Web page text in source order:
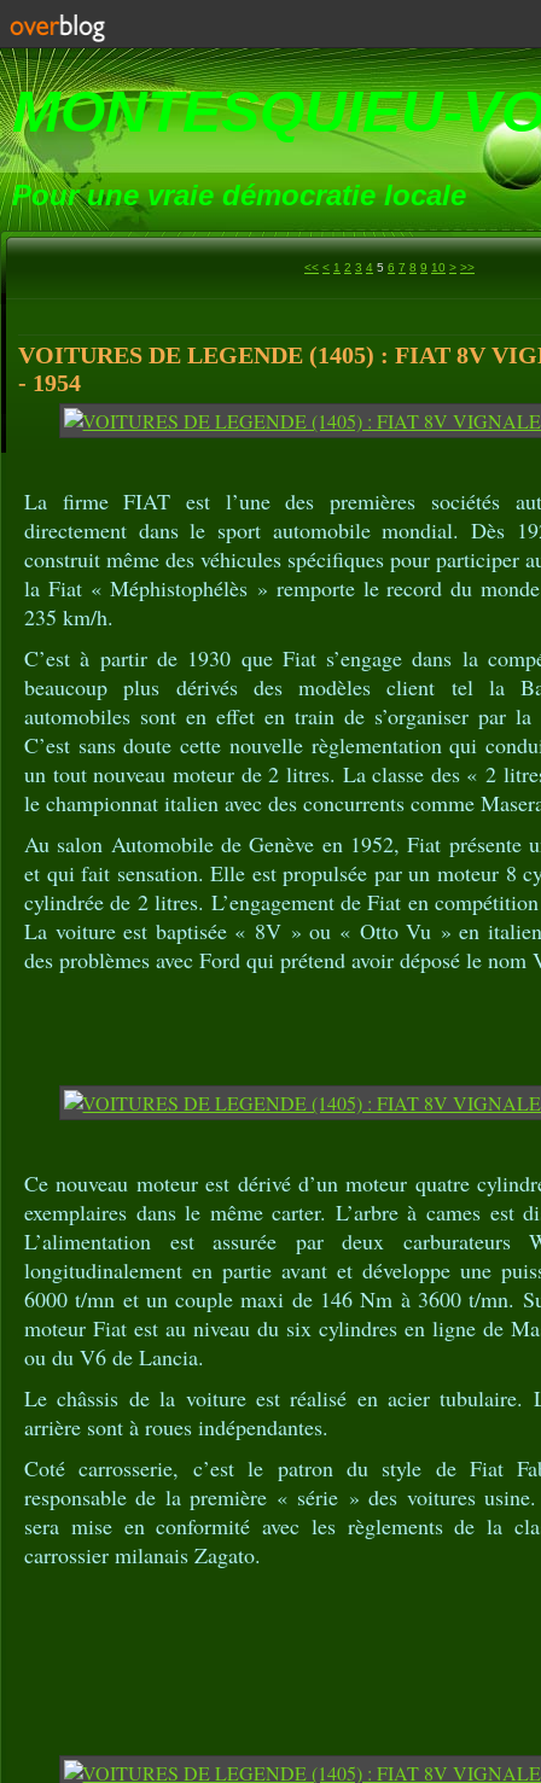
MONTESQUIEU-
Pour une vraie démocratie locale
<< < 1 2 3 4 5 6 7 8 9 10 20
30
40
50
60
70
80
90
100
200
300
400
500
600
700
800
900
1000
1100
1200
> >>
VOITURES DE LEGENDE (1405) : FIAT 8V
- 1954
La firme FIAT est l’une des premières sociétés
directement dans le sport automobile mondial. Dès
construit même des véhicules spécifiques pour participer
la Fiat « Méphistophélès » remporte le record du
235 km/h.
C’est à partir de 1930 que Fiat s’engage dans la
beaucoup plus dérivés des modèles client tel la
automobiles sont en effet en train de s’organiser par
C’est sans doute cette nouvelle règlementation qui
un tout nouveau moteur de 2 litres. La classe des « 2
le championnat italien avec des concurrents comme
Au salon Automobile de Genève en 1952, Fiat présente
et qui fait sensation. Elle est propulsée par un moteur 8
cylindrée de 2 litres. L’engagement de Fiat en
La voiture est baptisée « 8V » ou « Otto Vu » en
des problèmes avec Ford qui prétend avoir déposé le nom
Ce nouveau moteur est dérivé d’un moteur quatre
exemplaires dans le même carter. L’arbre à cames est
L’alimentation est assurée par deux
longitudinalement en partie avant et développe une
6000 t/mn et un couple maxi de 146 Nm à 3600 t/mn.
moteur Fiat est au niveau du six cylindres en ligne de
ou du V6 de Lancia.
Le châssis de la voiture est réalisé en acier tubulaire.
arrière sont à roues indépendantes.
Coté carrosserie, c’est le patron du style de Fiat
responsable de la première « série » des voitures
sera mise en conformité avec les règlements de la
carrossier milanais Zagato.